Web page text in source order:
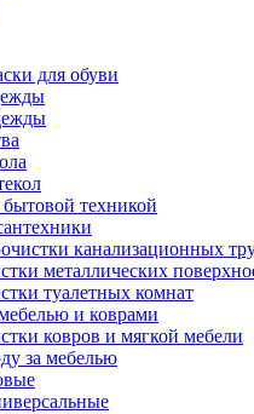
для обуви
бытовой техникой
канализационных
металлических
туалетных комнат
и коврами
ковров и мягкой мебели
за мебелью